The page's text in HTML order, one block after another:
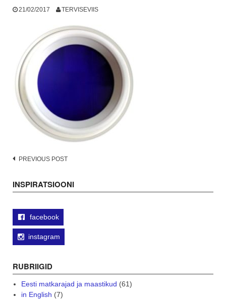
21/02/2017 TERVISEVIIS
Post
PREVIOUS POST
INSPIRATSIOONI
facebook
instagram
RUBRIIGID
Eesti matkarajad ja maastikud (61)
in English (7)